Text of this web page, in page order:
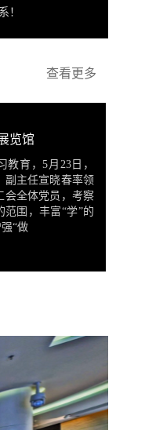
！
查看更多
览馆
教育，5月23日，
副主任宣晓春率领
会全体党员，考察
范围，丰富“学”的
“做